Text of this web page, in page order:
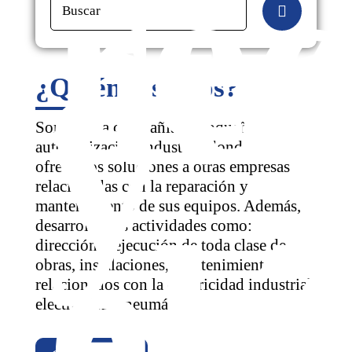
Buscar
¿Quiénes somos?
Somos una compañía antioqueña de
automatización industrial donde
ofrecemos soluciones a otras empresas
relacionadas con la reparación y
mantenimiento de sus equipos. Además,
desarrollamos actividades como:
dirección y ejecución de toda clase de
obras, instalaciones, mantenimientos
relacionados con la electricidad industrial,
electrónica y neumática.
y